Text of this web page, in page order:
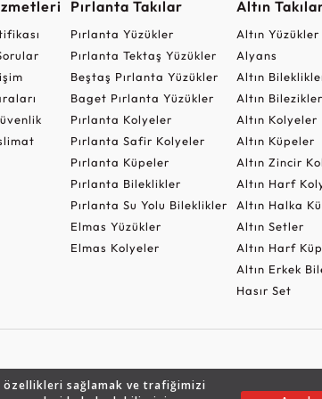
özellikleri sağlamak ve trafiğimizi
Pırlanta Takılar
Pırlanta Yüzükler
Pırlanta Tektaş Yüzükler
Beştaş Pırlanta Yüzükler
Baget Pırlanta Yüzükler
Pırlanta Kolyeler
Pırlanta Safir Kolyeler
Pırlanta Küpeler
Pırlanta Bileklikler
Pırlanta Su Yolu Bileklikler
Elmas Yüzükler
Elmas Kolyeler
Altın
Altın Yüzükler
Alyans
Altın
Altın Bilezikler
Altın Kolyeler
Altın Küpeler
Altın Zincir
Altın Harf
Altın Halka
Altın Setler
Altın Harf
Altın Erkek
Hasır Set